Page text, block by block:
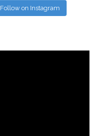
Follow on Instagram